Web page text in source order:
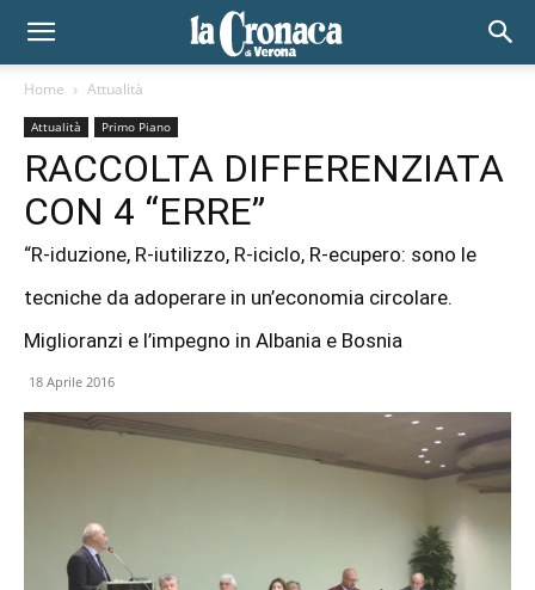
Home Attualità
Attualità Primo Piano
RACCOLTA DIFFERENZIATA
CON 4 “ERRE”
“R-iduzione, R-iutilizzo, R-iciclo, R-ecupero: sono le
tecniche da adoperare in un’economia circolare.
Miglioranzi e l’impegno in Albania e Bosnia
18 Aprile 2016